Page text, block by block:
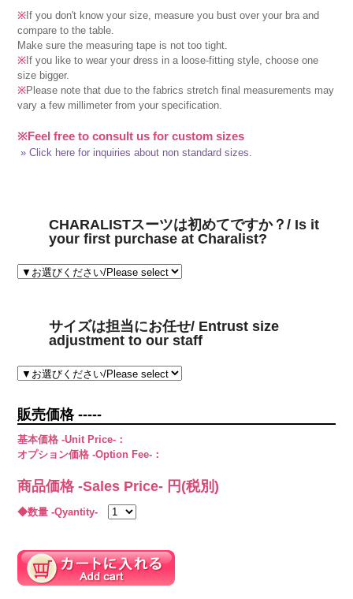
※If you don't know your size, measure you bust over your bra and
compare to the table.
Make sure the measuring tape is not too tight.
※If you like to wear your dress in a loose-fitting style, choose one
size bigger.
※Please note that due to the fabrics stretch final measurements may
vary a few millimeter from your specification.
※Feel free to consult us for custom sizes
» Click here for inquiries about non standard sizes.
CHARALISTスーツは初めてですか？/ Is it
your first purchase at Charalist?
サイズは担当にお任せ/ Entrust size
adjustment to our staff
販売価格 -----
基本価格 -Unit Price-：
オプション価格 -Option Fee-：
商品価格 -Sales Price- 円(税別)
◆数量 -Qyantity-